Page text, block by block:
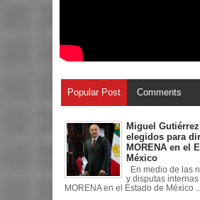
Popular Post Comments
Miguel
elegidos para
MORENA en el
México
En medio de las
y disputas
MORENA en el Estado de México ...